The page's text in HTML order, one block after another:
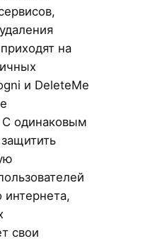
на
и DeleteMe
одинаковым
интернета,
свои